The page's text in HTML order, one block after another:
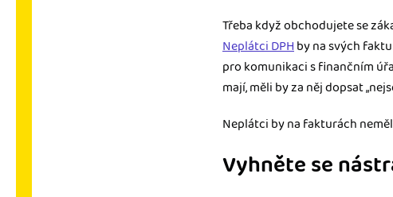
Třeba když obchodujete se
Neplátci DPHby na svých
pro komunikaci s finančním
mají, měli by za něj dopsat
Neplátci by na fakturách
Vyhněte se